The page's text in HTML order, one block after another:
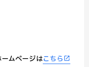
ムページはこちら